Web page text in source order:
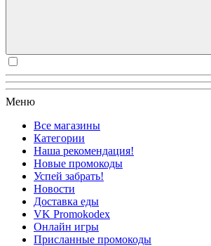
Меню
Все магазины
Категории
Наша рекомендация!
Новые промокоды
Успей забрать!
Новости
Доставка еды
VK Promokodex
Онлайн игры
Присланные промокоды